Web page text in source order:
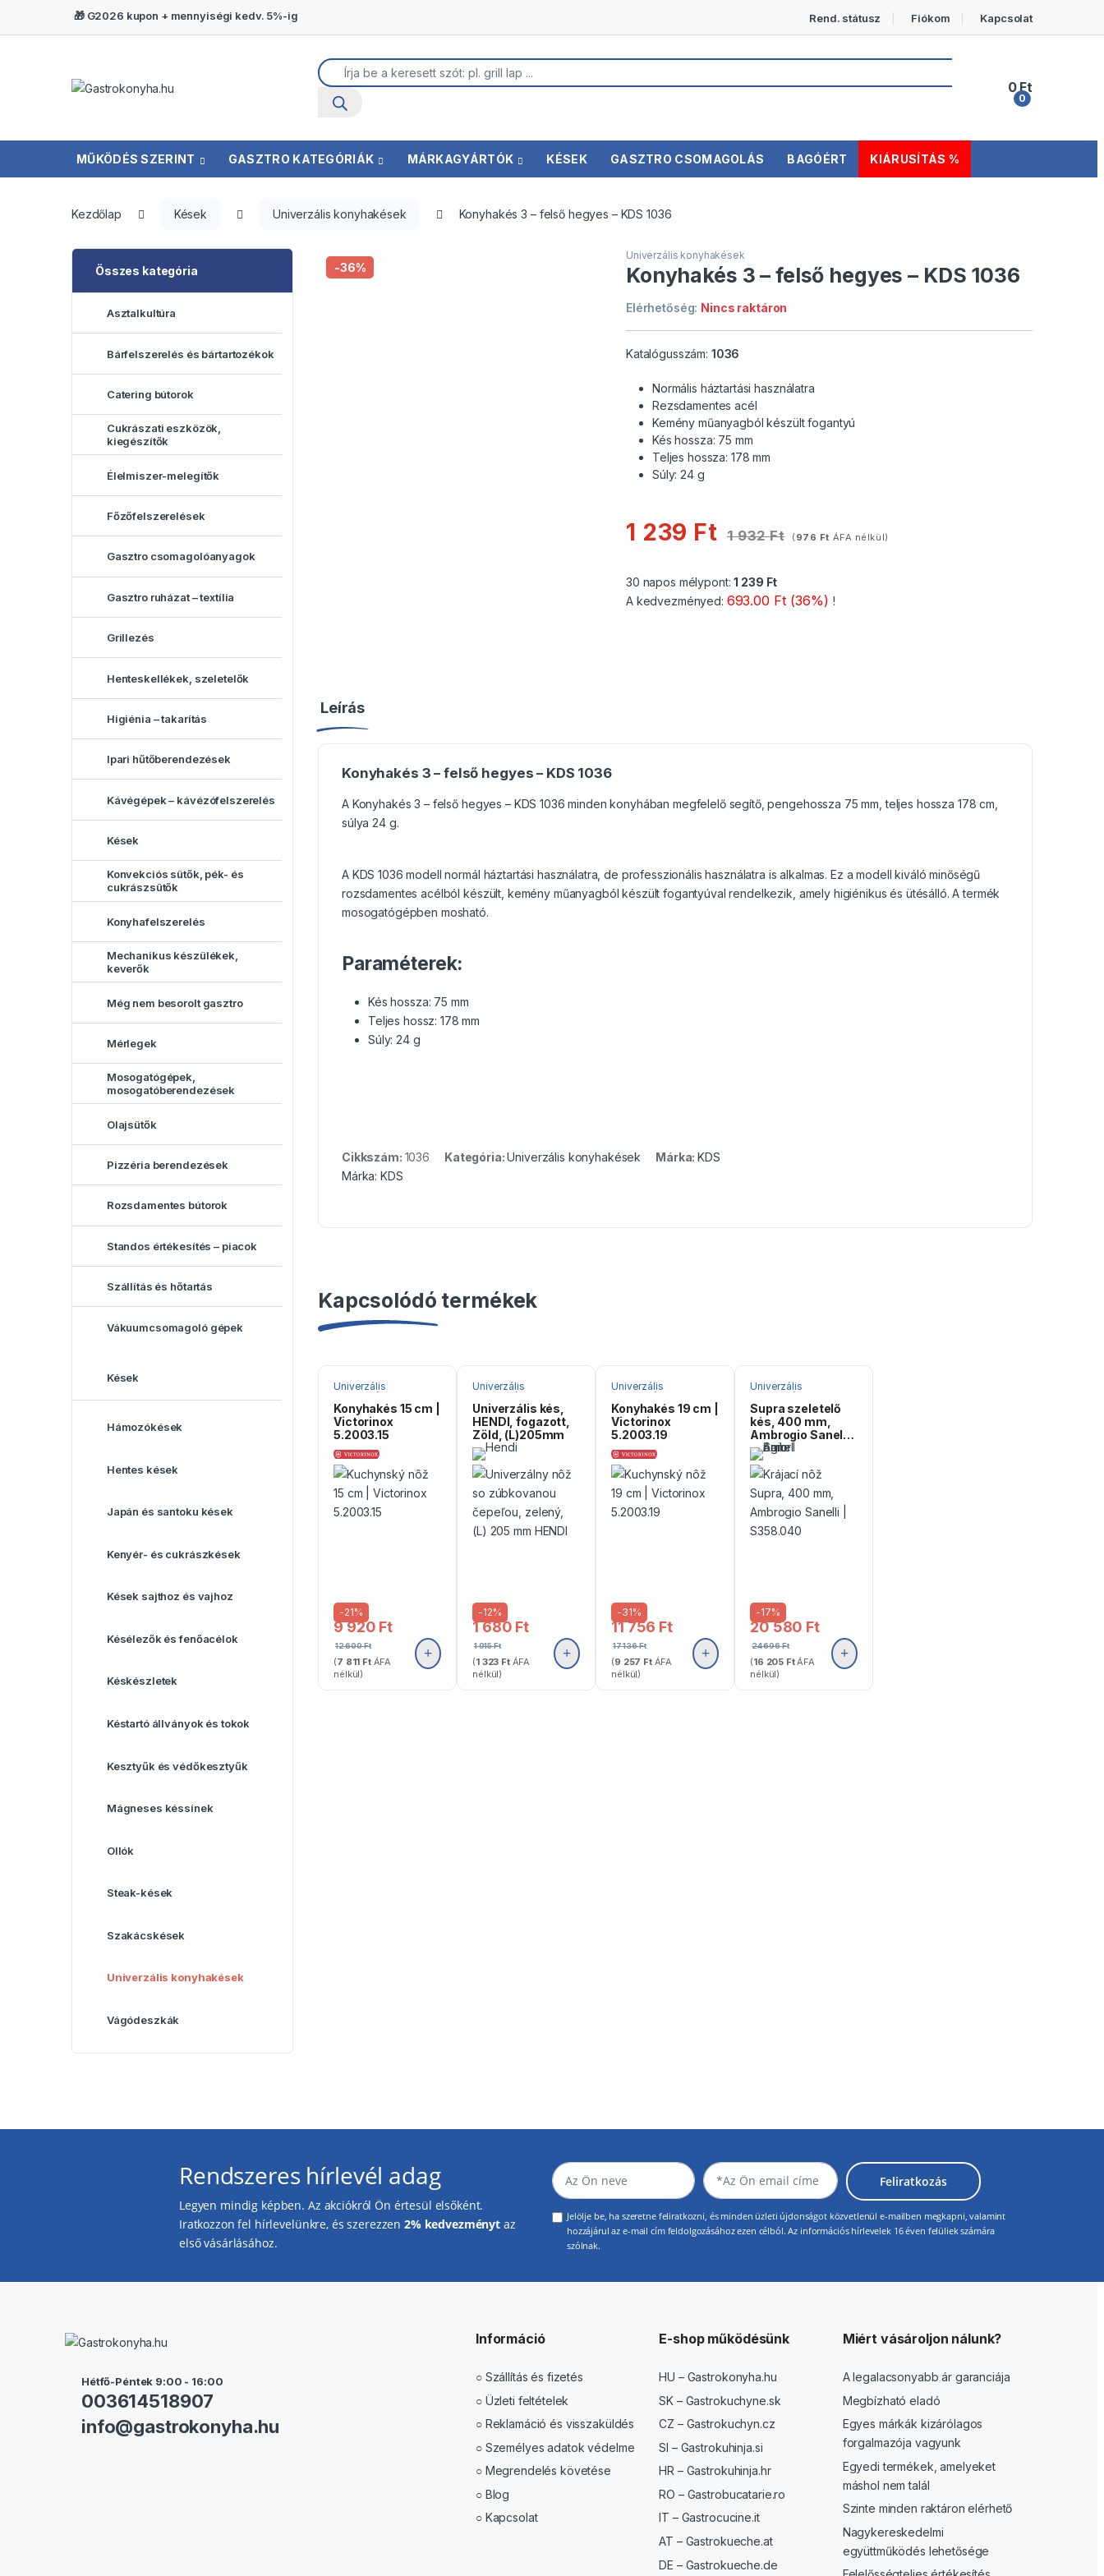
Ugrás a navigációhoz
Ugrás a tartalomra🎁 G2026 kupon + mennyiségi kedv. 5%-ig Rend. státusz Fiókom Kapcsolat
Termékek keresése
0
0Ft
MŰKÖDÉS SZERINT GASZTRO KATEGÓRIÁK MÁRKAGYÁRTÓK KÉSEK GASZTRO CSOMAGOLÁS BAGÓÉRT KIÁRUSÍTÁS %
Kezdőlap Kések Univerzális konyhakések Konyhakés 3 – felső hegyes – KDS 1036
-36%
Univerzális konyhakések
Konyhakés 3 – felső hegyes – KDS 1036
Elérhetőség: Nincs raktáron
Katalógusszám: 1036
Normális háztartási használatra
Rezsdamentes acél
Kemény műanyagból készült fogantyú
Kés hossza: 75 mm
Teljes hossza: 178 mm
Súly: 24 g
1 239 Ft 1 932Ft ( 976 Ft ÁFA nélkül)
30 napos mélypont:1 239 Ft
A kedvezményed: 693.00 Ft (36%) !
Leírás
Konyhakés 3 – felső hegyes – KDS 1036
A Konyhakés 3 – felső hegyes – KDS 1036 minden konyhában megfelelő segítő, pengehossza 75 mm, teljes hossza 178 cm,
súlya 24 g.
A KDS 1036 modell normál háztartási használatra, de professzionális használatra is alkalmas. Ez a modell kiváló minőségű
rozsdamentes acélból készült, kemény műanyagból készült fogantyúval rendelkezik, amely higiénikus és ütésálló. A termék
mosogatógépben mosható.
Paraméterek:
Kés hossza: 75 mm
Teljes hossz: 178 mm
Súly: 24 g
Cikkszám: 1036 Kategória:Univerzális konyhakések Márka:KDS
Márka:KDS
Kapcsolódó termékek
Univerzális
konyhakések
Konyhakés 15 cm |
Victorinox
5.2003.15
-21%
9 920 Ft
12 600Ft
(7 811 FtÁFA
nélkül)
Univerzális
konyhakések
Univerzális kés,
HENDI, fogazott,
Zöld, (L)205mm
-12%
1 680 Ft
1 915Ft
(1 323 FtÁFA
nélkül)
Univerzális
konyhakések
Konyhakés 19 cm |
Victorinox
5.2003.19
-31%
11 756 Ft
17 136Ft
(9 257 FtÁFA
nélkül)
Univerzális
konyhakések
Supra szeletelő
kés, 400 mm,
Ambrogio Sanelli |
S358.040
-17%
20 580 Ft
24 696Ft
(16 205 FtÁFA
nélkül)
Összes kategória
Asztalkultúra
Bárfelszerelés és bártartozékok
Catering bútorok
Cukrászati eszközök,
kiegészítők
Élelmiszer-melegítők
Főzőfelszerelések
Gasztro csomagolóanyagok
Gasztro ruházat – textília
Grillezés
Henteskellékek, szeletelők
Higiénia – takarítás
Ipari hűtőberendezések
Kávégépek – kávézófelszerelés
Kések
Konvekciós sütők, pék- és
cukrászsütők
Konyhafelszerelés
Mechanikus készülékek,
keverők
Még nem besorolt gasztro
Mérlegek
Mosogatógépek,
mosogatóberendezések
Olajsütők
Pizzéria berendezések
Rozsdamentes bútorok
Standos értékesítés – piacok
Szállítás és hőtartás
Vákuumcsomagoló gépek
Kések
Hámozókések
Hentes kések
Japán és santoku kések
Kenyér- és cukrászkések
Kések sajthoz és vajhoz
Késélezők és fenőacélok
Késkészletek
Késtartó állványok és tokok
Kesztyűk és védőkesztyűk
Mágneses késsínek
Ollók
Steak-kések
Szakácskések
Univerzális konyhakések
Vágódeszkák
Rendszeres hírlevél adag
Legyen mindig képben. Az akciókról Ön értesül elsőként.
Iratkozzon fel hírlevelünkre, és szerezzen 2% kedvezményt az
első vásárlásához.
Feliratkozás
Jelölje be, ha szeretne feliratkozni, és minden üzleti újdonságot közvetlenül e-mailben megkapni, valamint
hozzájárul az e-mail cím feldolgozásához ezen célból. Az információs hírlevelek 16 éven felüliek számára
szólnak.
Hétfő-Péntek 9:00 - 16:00
003614518907
info@gastrokonyha.hu
Információ
○ Szállítás és fizetés
○ Üzleti feltételek
○ Reklamáció és visszaküldés
○ Személyes adatok védelme
○ Megrendelés követése
○ Blog
○ Kapcsolat
E-shop működésünk
HU – Gastrokonyha.hu
SK – Gastrokuchyne.sk
CZ – Gastrokuchyn.cz
SI – Gastrokuhinja.si
HR – Gastrokuhinja.hr
RO – Gastrobucatarie.ro
IT – Gastrocucine.it
AT – Gastrokueche.at
DE – Gastrokueche.de
Miért vásároljon nálunk?
A legalacsonyabb ár garanciája
Megbízható eladó
Egyes márkák kizárólagos
forgalmazója vagyunk
Egyedi termékek, amelyeket
máshol nem talál
Szinte minden raktáron elérhető
Nagykereskedelmi
együttműködés lehetősége